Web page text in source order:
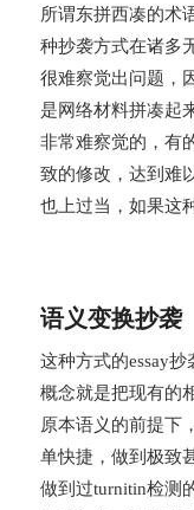
所谓东拼西凑的术
种抄袭方式在诸多
很难察觉出问题，
是网络材料拼凑起
非常难察觉的，有
致的修改，达到难
也上过当，如果这
语义变换抄袭
这种方式的essay
概念就是把现有的
原本语义的前提下
单快捷，做到极致
做到过turnitin检测